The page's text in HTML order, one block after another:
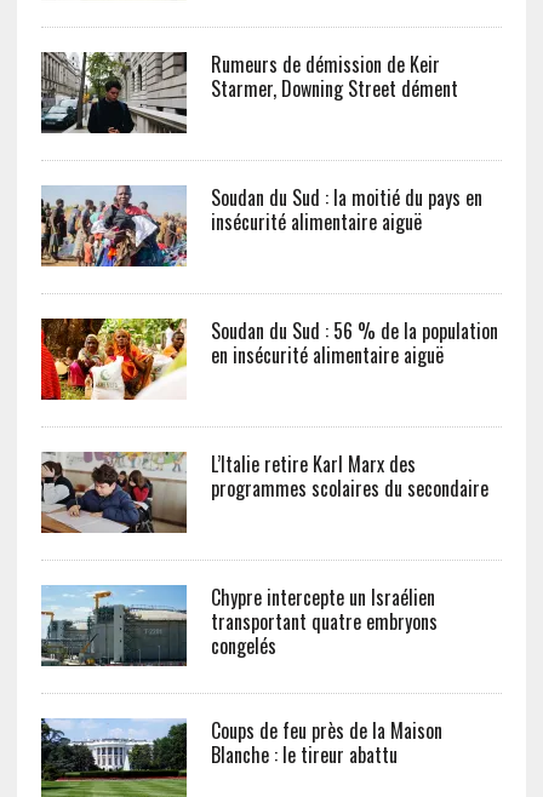
Rumeurs de démission de Keir
Starmer, Downing Street dément
Soudan du Sud : la moitié du pays en
insécurité alimentaire aiguë
Soudan du Sud : 56 % de la population
en insécurité alimentaire aiguë
L’Italie retire Karl Marx des
programmes scolaires du secondaire
Chypre intercepte un Israélien
transportant quatre embryons
congelés
Coups de feu près de la Maison
Blanche : le tireur abattu